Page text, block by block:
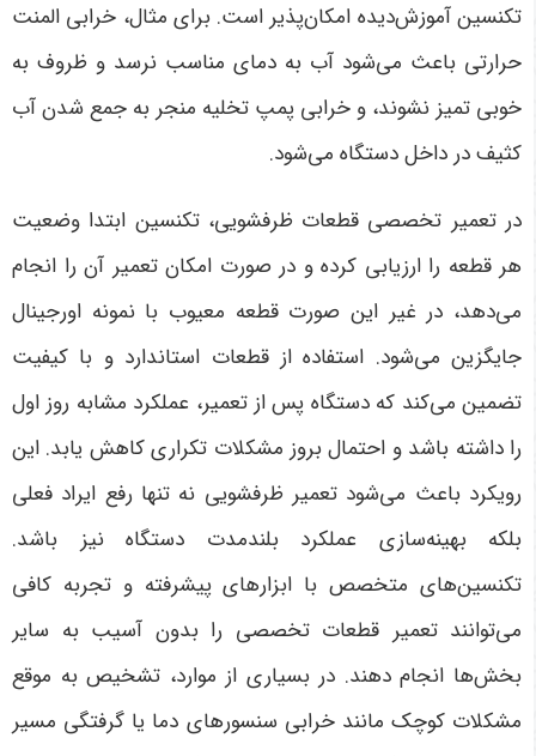
تکنسین آموزش‌دیده امکان‌پذیر است. برای مثال، خرابی المنت
حرارتی باعث می‌شود آب به دمای مناسب نرسد و ظروف به
خوبی تمیز نشوند، و خرابی پمپ تخلیه منجر به جمع شدن آب
کثیف در داخل دستگاه می‌شود.
در تعمیر تخصصی قطعات ظرفشویی، تکنسین ابتدا وضعیت
هر قطعه را ارزیابی کرده و در صورت امکان تعمیر آن را انجام
می‌دهد، در غیر این صورت قطعه معیوب با نمونه اورجینال
جایگزین می‌شود. استفاده از قطعات استاندارد و با کیفیت
تضمین می‌کند که دستگاه پس از تعمیر، عملکرد مشابه روز اول
را داشته باشد و احتمال بروز مشکلات تکراری کاهش یابد. این
رویکرد باعث می‌شود تعمیر ظرفشویی نه تنها رفع ایراد فعلی
بلکه بهینه‌سازی عملکرد بلندمدت دستگاه نیز باشد.
تکنسین‌های متخصص با ابزارهای پیشرفته و تجربه کافی
می‌توانند تعمیر قطعات تخصصی را بدون آسیب به سایر
بخش‌ها انجام دهند. در بسیاری از موارد، تشخیص به موقع
مشکلات کوچک مانند خرابی سنسورهای دما یا گرفتگی مسیر